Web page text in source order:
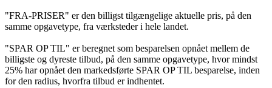
"FRA-PRISER" er den billigst tilgængelige aktuelle pris, på den
samme opgavetype, fra værksteder i hele landet.
"SPAR OP TIL" er beregnet som besparelsen opnået mellem de
billigste og dyreste tilbud, på den samme opgavetype, hvor mindst
25% har opnået den markedsførte SPAR OP TIL besparelse, inden
for den radius, hvorfra tilbud er indhentet.